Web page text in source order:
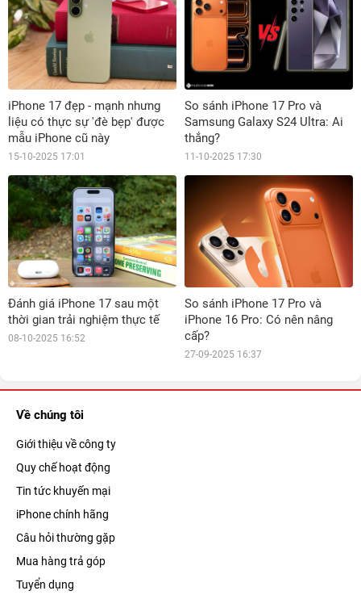
iPhone 17 đẹp - mạnh nhưng
liệu có thực sự 'đè bẹp' được
mẫu iPhone cũ này
15-10-2025 17:01
So sánh iPhone 17 Pro và
Samsung Galaxy S24 Ultra: Ai
thắng?
11-10-2025 17:30
Đánh giá iPhone 17 sau một
thời gian trải nghiệm thực tế
08-10-2025 16:52
So sánh iPhone 17 Pro và
iPhone 16 Pro: Có nên nâng
cấp?
27-09-2025 16:37
Về chúng tôi
Giới thiệu về công ty
Quy chế hoạt động
Tin tức khuyến mại
iPhone chính hãng
Câu hỏi thường gặp
Mua hàng trả góp
Tuyển dụng